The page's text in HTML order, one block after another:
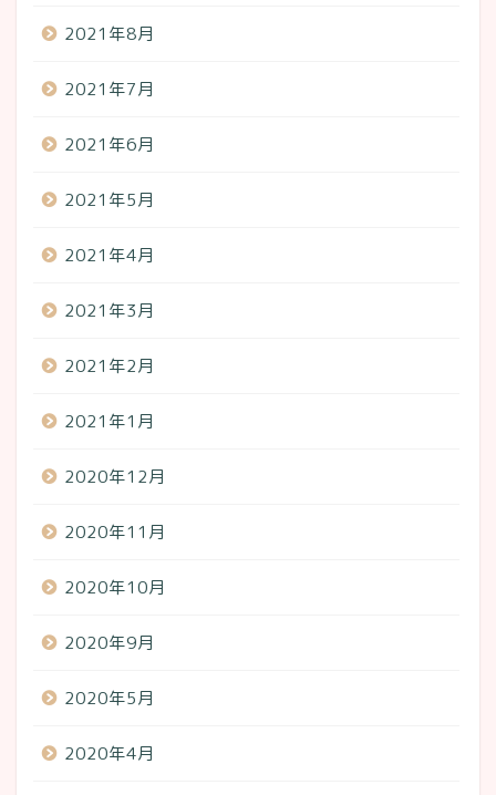
2021年8月
2021年7月
2021年6月
2021年5月
2021年4月
2021年3月
2021年2月
2021年1月
2020年12月
2020年11月
2020年10月
2020年9月
2020年5月
2020年4月